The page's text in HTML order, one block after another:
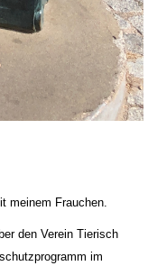
meinem Frauchen.
den Verein Tierisch
im